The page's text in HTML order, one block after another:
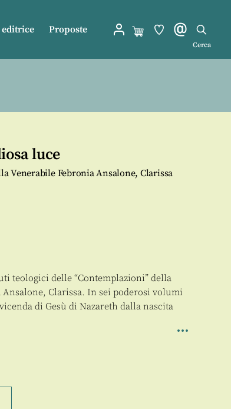
editrice Proposte
Cerca
luce
Venerabile Febronia Ansalone, Clarissa
teologici delle “Contemplazioni” della
Clarissa. In sei poderosi volumi
di Gesù di Nazareth dalla nascita